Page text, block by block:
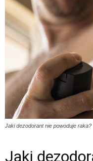
Jaki dezodorant nie powoduje raka?
Jaki